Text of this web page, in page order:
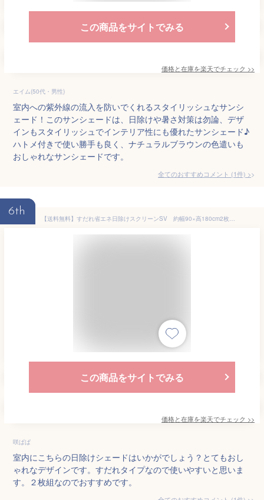
この商品をサイトでみる
価格と在庫を楽天でチェック >>
エイム(50代・男性)
室内への紫外線の流入を防いでくれるスタイリッシュなサンシ
ェード！このサンシェードは、日除けや暑さ対策は勿論、デザ
インもスタイリッシュでインテリア性にも優れたサンシェード♪
ハトメ付きで使い勝手も良く、ナチュラルブラウンの色遣いも
おしゃれなサンシェードです。
全てのおすすめコメント (1件) >
6th
【送料無料】すだれ省エネ日除けスクリーンSV 約幅90×高180cm2枚組（サッシ用ハンガー付き）日除けすだれ 日よけ 目隠し シェード 西日対策 軒下すだれ 省エネスクリーン
この商品をサイトでみる
価格と在庫を楽天でチェック >>
咲ぱぱ
室内にこちらの日除けシェードはいかがでしょう？とてもおし
ゃれなデザインです。すだれタイプなので使いやすいと思いま
す。２枚組なのでおすすめです。